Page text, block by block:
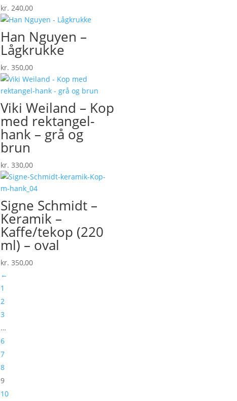
kr. 240,00
Han Nguyen –
Lågkrukke
kr. 350,00
Viki Weiland – Kop
med rektangel-
hank – grå og
brun
kr. 330,00
Signe Schmidt –
Keramik –
Kaffe/tekop (220
ml) – oval
kr. 350,00
←
1
2
3
…
6
7
8
9
10